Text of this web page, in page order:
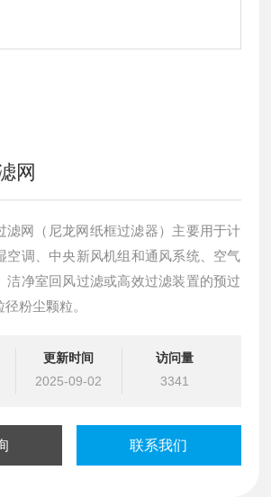
网
滤网（尼龙网纸框过滤器）主要用于计
空调、中央新风机组和通风系统、空气
洁净室回风过滤或高效过滤装置的预过
粉尘颗粒。
更新时间
2025-09-02
访问量
3341
联系我们